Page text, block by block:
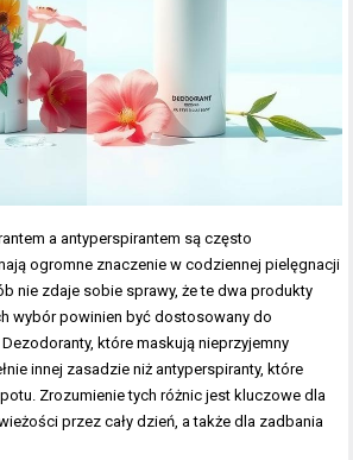
a antyperspirantem są często
ogromne znaczenie w codziennej pielęgnacji
nie zdaje sobie sprawy, że te dwa produkty
wybór powinien być dostosowany do
które maskują nieprzyjemny
innej zasadzie niż antyperspiranty, które
Zrozumienie tych różnic jest kluczowe dla
przez cały dzień, a także dla zadbania